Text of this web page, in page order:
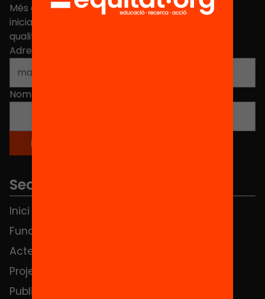
Més de 40.000 persones ja han triat Equitat. Rep
iniciatives, propostes i projectes per millorar la
qualitat de l'educació a Catalunya.
Adreça electrònica
Nom
Seccions
Inici
Fundació
Actes
Projectes
Publicacions i vídeos